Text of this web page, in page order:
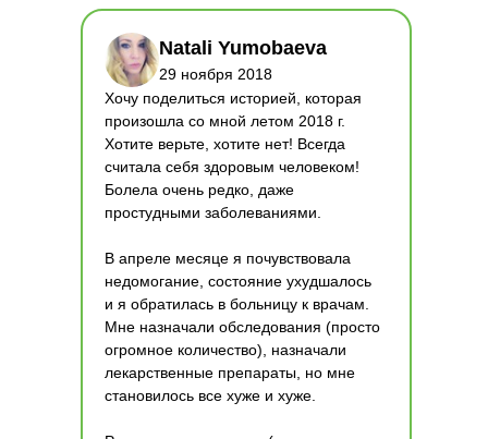
Natali Yumobaeva
29 ноября 2018
Хочу поделиться историей, которая
произошла со мной летом 2018 г.
Хотите верьте, хотите нет! Всегда
считала себя здоровым человеком!
Болела очень редко, даже
простудными заболеваниями.
В апреле месяце я почувствовала
недомогание, состояние ухудшалось
и я обратилась в больницу к врачам.
Мне назначали обследования (просто
огромное количество), назначали
лекарственные препараты, но мне
становилось все хуже и хуже.